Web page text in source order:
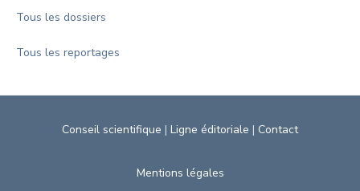
Tous les dossiers
Tous les reportages
Conseil scientifique | Ligne éditoriale | Contact
Mentions légales